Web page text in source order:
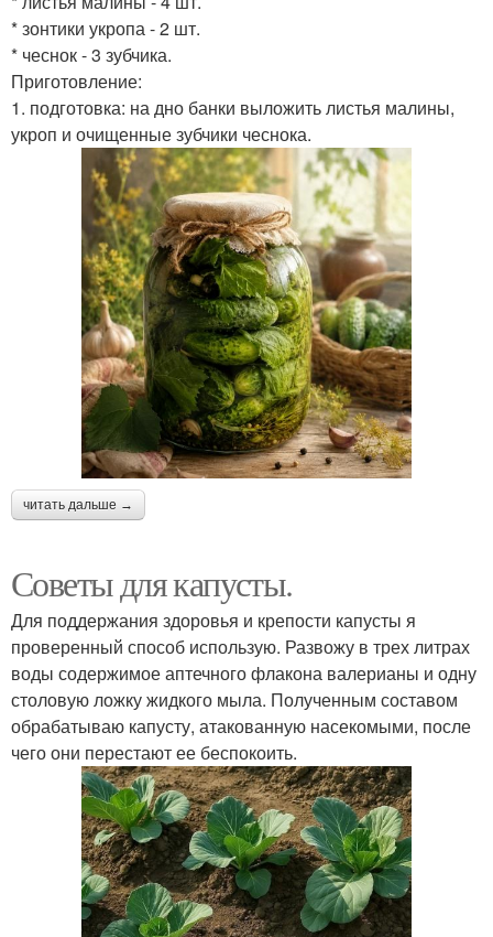
* зонтики укропа - 2 шт.
* чеснок - 3 зубчика.
Приготовление:
1. подготовка: на дно банки выложить листья малины,
укроп и очищенные зубчики чеснока.
читать дальше →
Советы для капусты.
Для поддержания здоровья и крепости капусты я
проверенный способ использую. Развожу в трех литрах
воды содержимое аптечного флакона валерианы и одну
столовую ложку жидкого мыла. Полученным составом
обрабатываю капусту, атакованную насекомыми, после
чего они перестают ее беспокоить.